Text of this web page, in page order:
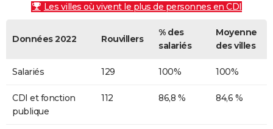
Les villes où vivent le plus de personnes en CDI
Données 2022 Rouvillers
% des
salariés
Moyenne
des villes
Salariés 129 100% 100%
CDI et fonction
publique
112 86,8 % 84,6 %